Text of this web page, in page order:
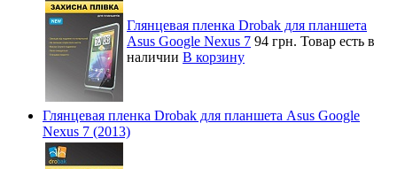
Глянцевая пленка Drobak для планшета
Asus Google Nexus 7 94 грн. Товар есть в
наличии В корзину
Глянцевая пленка Drobak для планшета Asus Google
Nexus 7 (2013)